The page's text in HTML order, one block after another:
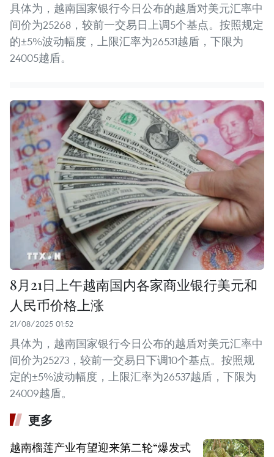
具体为，越南国家银行今日公布的越盾对美元汇率中
间价为25268，较前一交易日上调5个基点。按照规定
的±5%波动幅度，上限汇率为26531越盾，下限为
24005越盾。
8月21日上午越南国内各家商业银行美元和
人民币价格上涨
21/08/2025 01:52
具体为，越南国家银行今日公布的越盾对美元汇率中
间价为25273，较前一交易日下调10个基点。按照规
定的±5%波动幅度，上限汇率为26537越盾，下限为
24009越盾。
更多
越南榴莲产业有望迎来第二轮“爆发式